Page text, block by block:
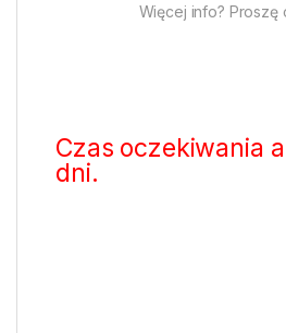
Więcej info? Proszę
Czas oczekiwania
dni.